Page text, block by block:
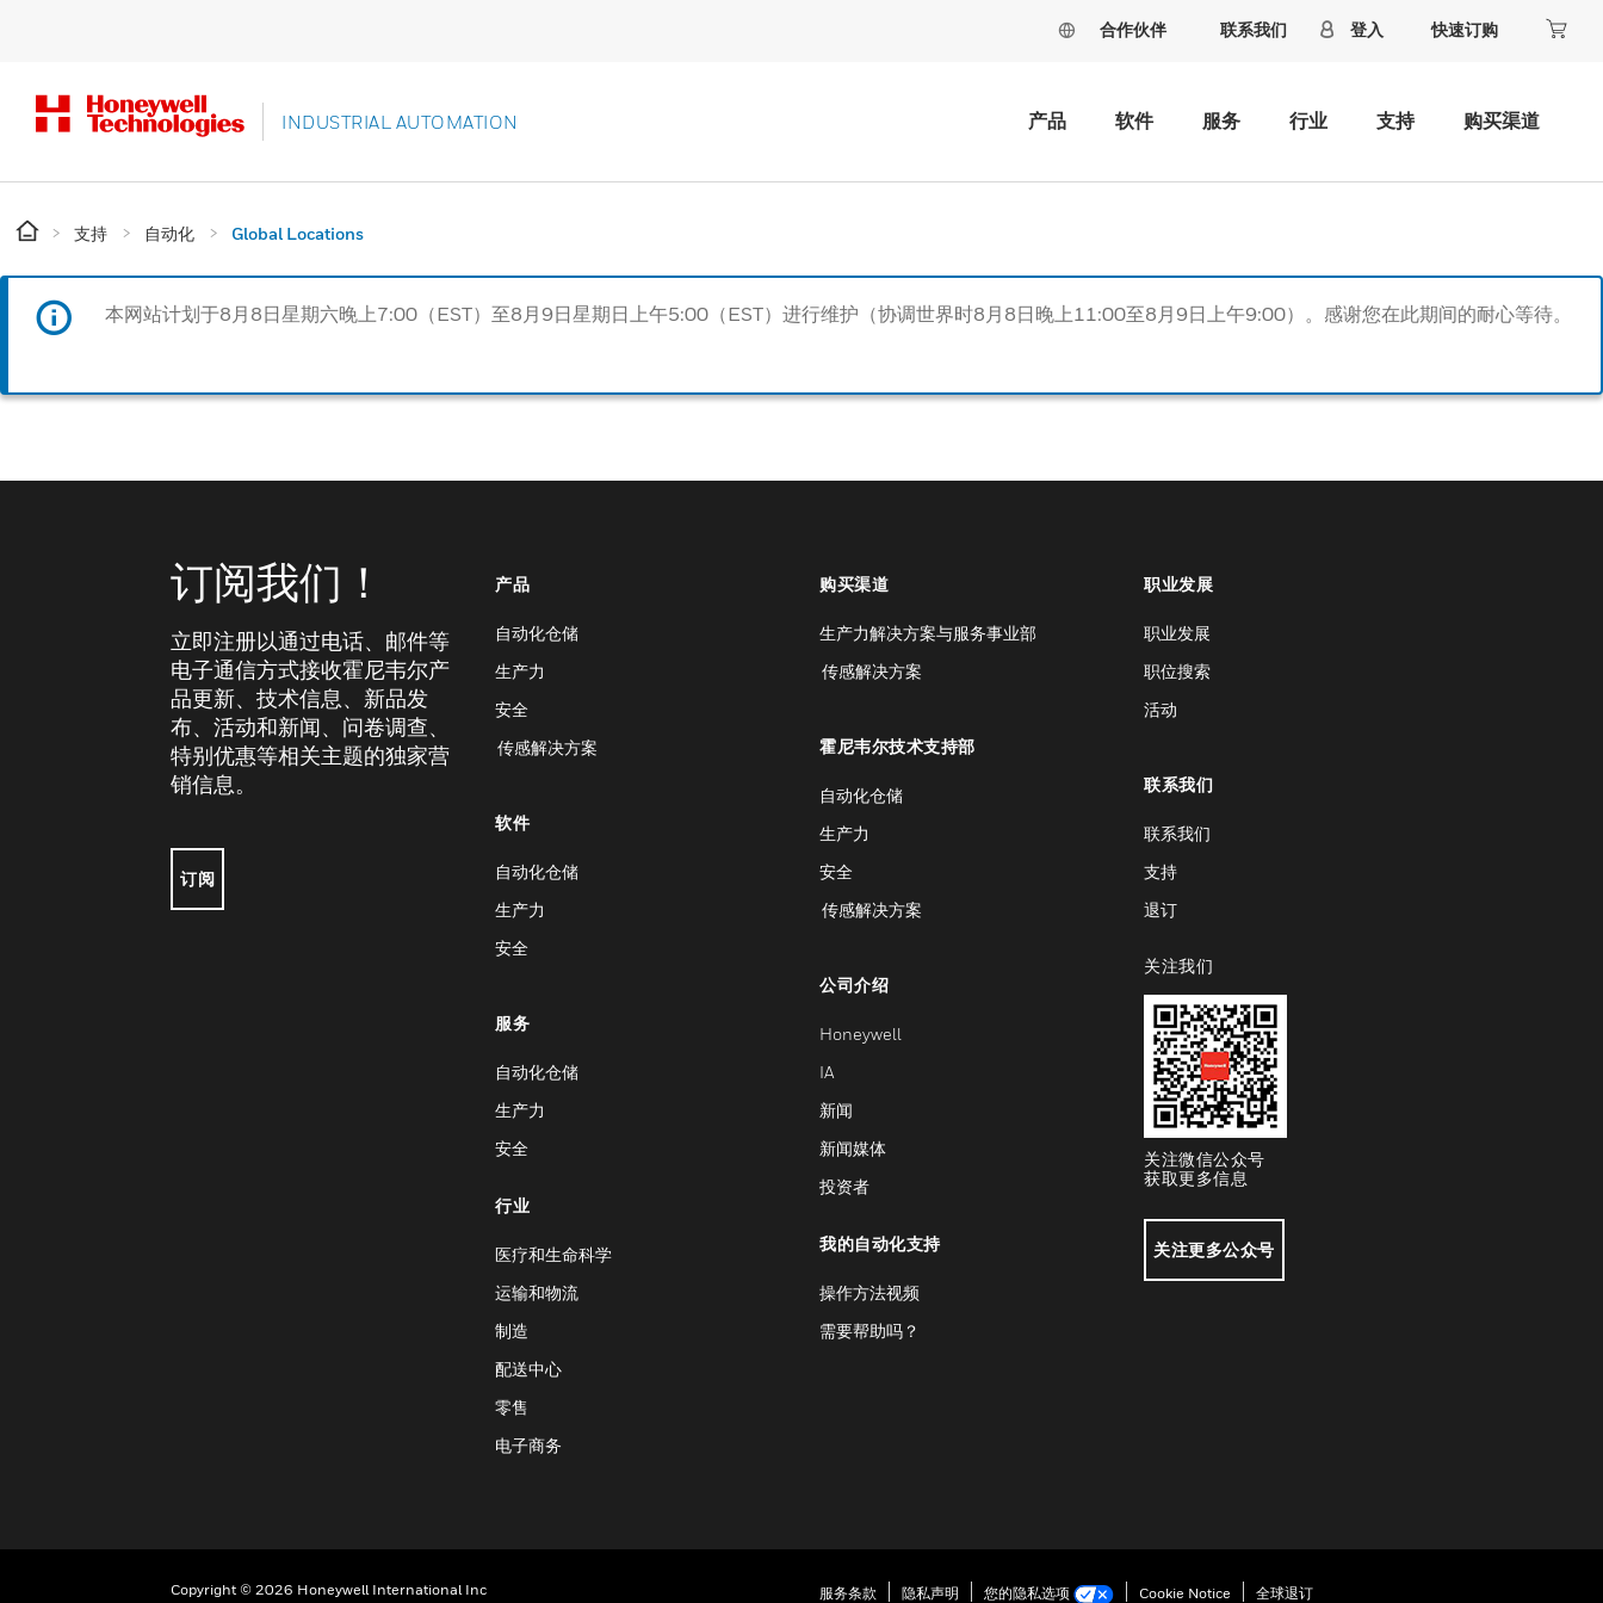
合作伙伴 联系我们 登入 快速订购
INDUSTRIAL AUTOMATION 产品 软件 服务 行业 支持 购买渠道
支持 自动化 Global Locations
本网站计划于8月8日星期六晚上7:00（EST）至8月9日星期日上午5:00（EST）进行维护（协调世界时8月8日晚上11:00至8月9日上午9:00）。感谢您在此期间的耐心等待。
订阅我们！
立即注册以通过电话、邮件等
电子通信方式接收霍尼韦尔产
品更新、技术信息、新品发
布、活动和新闻、问卷调查、
特别优惠等相关主题的独家营
销信息。
订阅
产品
自动化仓储
生产力
安全
传感解决方案
软件
自动化仓储
生产力
安全
服务
自动化仓储
生产力
安全
行业
医疗和生命科学
运输和物流
制造
配送中心
零售
电子商务
购买渠道
生产力解决方案与服务事业部
传感解决方案
霍尼韦尔技术支持部
自动化仓储
生产力
安全
传感解决方案
公司介绍
Honeywell
IA
新闻
新闻媒体
投资者
我的自动化支持
操作方法视频
需要帮助吗？
职业发展
职业发展
职位搜索
活动
联系我们
联系我们
支持
退订
关注我们
关注微信公众号
获取更多信息
关注更多公众号
Copyright © 2026 Honeywell International Inc 服务条款 隐私声明 您的隐私选项 Cookie Notice 全球退订